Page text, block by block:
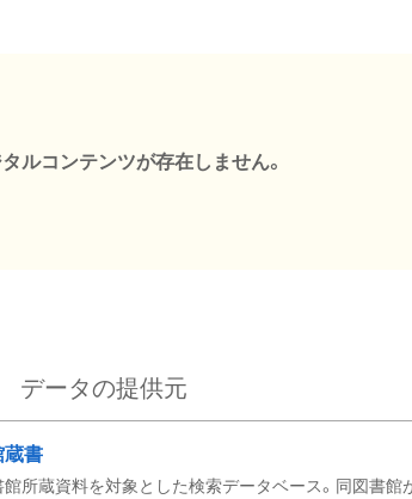
ルコンテンツが存在しません。
データの提供元
蔵書
所蔵資料を対象とした検索データベース。同図書館